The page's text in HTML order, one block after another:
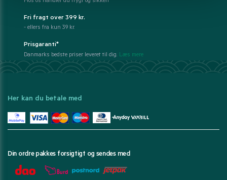
Fri fragt over 399 kr.
- ellers fra kun 39 kr.
Prisgaranti*
Danmarks bedste priser leveret til dig. Læs mere
Her kan du betale med
Din ordre pakkes forsigtigt og sendes med